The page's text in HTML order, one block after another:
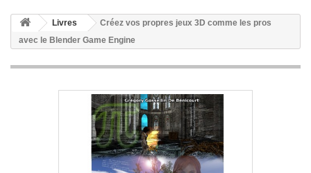
Livres
Créez vos propres jeux 3D comme les pros
avec le Blender Game Engine